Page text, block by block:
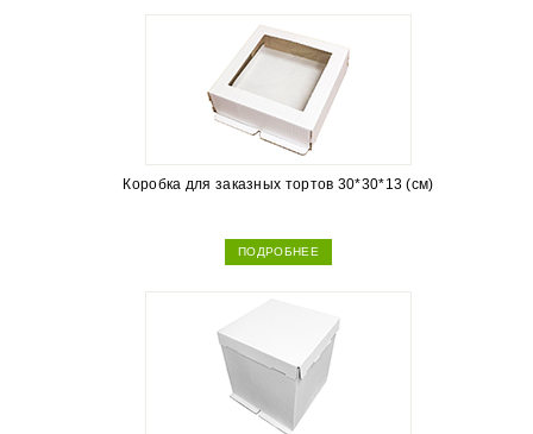
Коробка для заказных тортов 30*30*13 (см)
ПОДРОБНЕЕ